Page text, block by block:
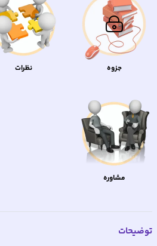
جزوه نظرات
مشاوره
توضیحات